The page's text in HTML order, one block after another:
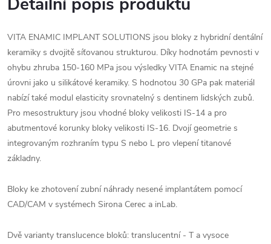
VITA ENAMIC IMPLANT SOLUTIONS jsou bloky z hybridní dentální
keramiky s dvojitě síťovanou strukturou. Díky hodnotám pevnosti v
ohybu zhruba 150-160 MPa jsou výsledky VITA Enamic na stejné
úrovni jako u silikátové keramiky. S hodnotou 30 GPa pak materiál
nabízí také modul elasticity srovnatelný s dentinem lidských zubů.
Pro mesostruktury jsou vhodné bloky velikosti IS-14 a pro
abutmentové korunky bloky velikosti IS-16. Dvojí geometrie s
integrovaným rozhraním typu S nebo L pro vlepení titanové
základny.
Bloky ke zhotovení zubní náhrady nesené implantátem pomocí
CAD/CAM v systémech Sirona Cerec a inLab.
Dvě varianty translucence bloků: translucentní - T a vysoce